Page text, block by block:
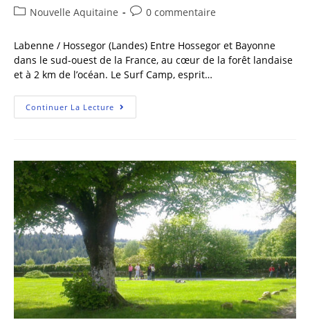
Nouvelle Aquitaine
0 commentaire
Labenne / Hossegor (Landes) Entre Hossegor et Bayonne
dans le sud-ouest de la France, au cœur de la forêt landaise
et à 2 km de l’océan. Le Surf Camp, esprit…
Continuer La Lecture